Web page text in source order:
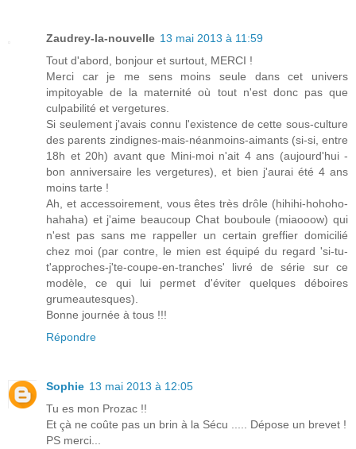
Zaudrey-la-nouvelle 13 mai 2013 à 11:59
Tout d'abord, bonjour et surtout, MERCI !
Merci car je me sens moins seule dans cet univers
impitoyable de la maternité où tout n'est donc pas que
culpabilité et vergetures.
Si seulement j'avais connu l'existence de cette sous-culture
des parents zindignes-mais-néanmoins-aimants (si-si, entre
18h et 20h) avant que Mini-moi n'ait 4 ans (aujourd'hui -
bon anniversaire les vergetures), et bien j'aurai été 4 ans
moins tarte !
Ah, et accessoirement, vous êtes très drôle (hihihi-hohoho-
hahaha) et j'aime beaucoup Chat bouboule (miaooow) qui
n'est pas sans me rappeller un certain greffier domicilié
chez moi (par contre, le mien est équipé du regard 'si-tu-
t'approches-j'te-coupe-en-tranches' livré de série sur ce
modèle, ce qui lui permet d'éviter quelques déboires
grumeautesques).
Bonne journée à tous !!!
Répondre
Sophie 13 mai 2013 à 12:05
Tu es mon Prozac !!
Et çà ne coûte pas un brin à la Sécu ..... Dépose un brevet !
PS merci...